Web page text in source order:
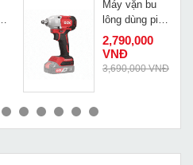
MUA NGAY
Máy vặn bu
lông dùng pin
DCK KDPB298
2,790,000
VNĐ
3,690,000 VNĐ